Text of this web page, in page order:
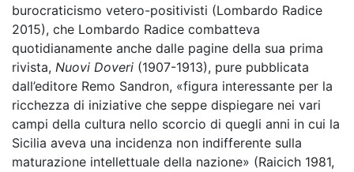
burocraticismo vetero-positivisti (Lombardo Radice
2015), che Lombardo Radice combatteva
quotidianamente anche dalle pagine della sua prima
rivista, Nuovi Doveri (1907-1913), pure pubblicata
dall’editore Remo Sandron, «figura interessante per la
ricchezza di iniziative che seppe dispiegare nei vari
campi della cultura nello scorcio di quegli anni in cui la
Sicilia aveva una incidenza non indifferente sulla
maturazione intellettuale della nazione» (Raicich 1981,